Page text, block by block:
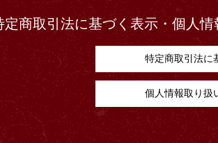
定商取引法に基づく表示・ 個人情
特定商取引法に
個人情報取り扱